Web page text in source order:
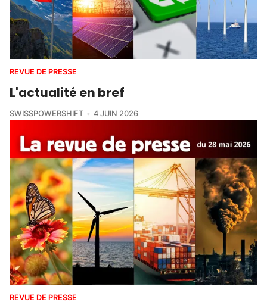
REVUE DE PRESSE
L'actualité en bref
SWISSPOWERSHIFT 4 JUIN 2026
REVUE DE PRESSE